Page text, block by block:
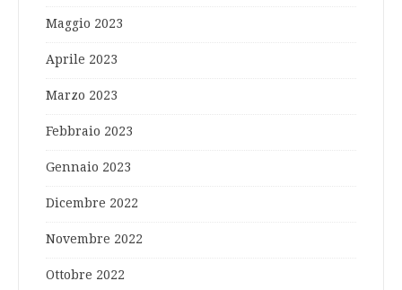
Maggio 2023
Aprile 2023
Marzo 2023
Febbraio 2023
Gennaio 2023
Dicembre 2022
Novembre 2022
Ottobre 2022